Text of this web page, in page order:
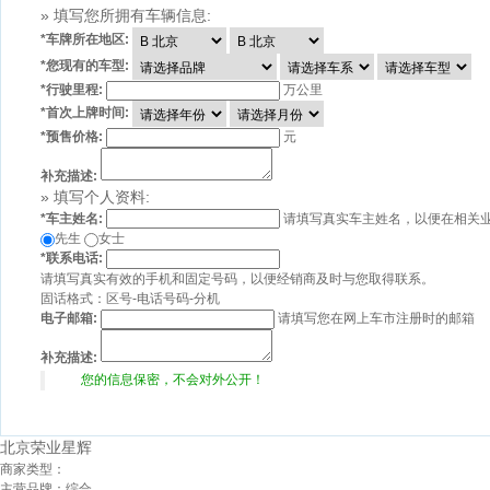
» 填写您所拥有车辆信息:
*车牌所在地区:
*您现有的车型:
*行驶里程:
万公里
*首次上牌时间:
*预售价格: 元
补充描述:
» 填写个人资料:
*车主姓名:
请填写真实车主姓名，以便在相关
先生
女士
*联系电话:
请填写真实有效的手机和固定号码，以便经销商及时与您取得联系。
固话格式：区号-电话号码-分机
电子邮箱:
请填写您在网上车市注册时的邮箱
补充描述:
您的信息保密，不会对外公开！
北京荣业星辉
商家类型：